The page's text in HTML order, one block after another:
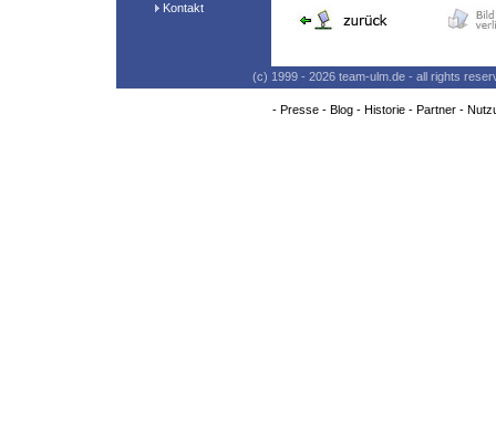
Kontakt
(c) 1999 - 2026 team-ulm.de - all rights
- Presse- Blog- Historie- Partner-